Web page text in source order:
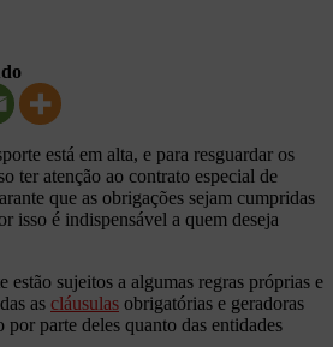
está em alta, e para resguardar os
ter atenção ao contrato especial de
que as obrigações sejam cumpridas
isso é indispensável a quem deseja
estão sujeitos a algumas regras próprias e
as cláusulas obrigatórias e geradoras
por parte deles quanto das entidades